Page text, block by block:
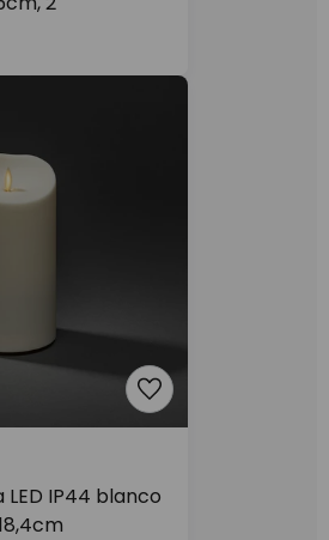
IP44 blanco